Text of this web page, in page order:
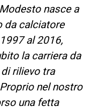
nasce a
da calciatore
al 2016,
la carriera da
rilievo tra
nel nostro
una fetta